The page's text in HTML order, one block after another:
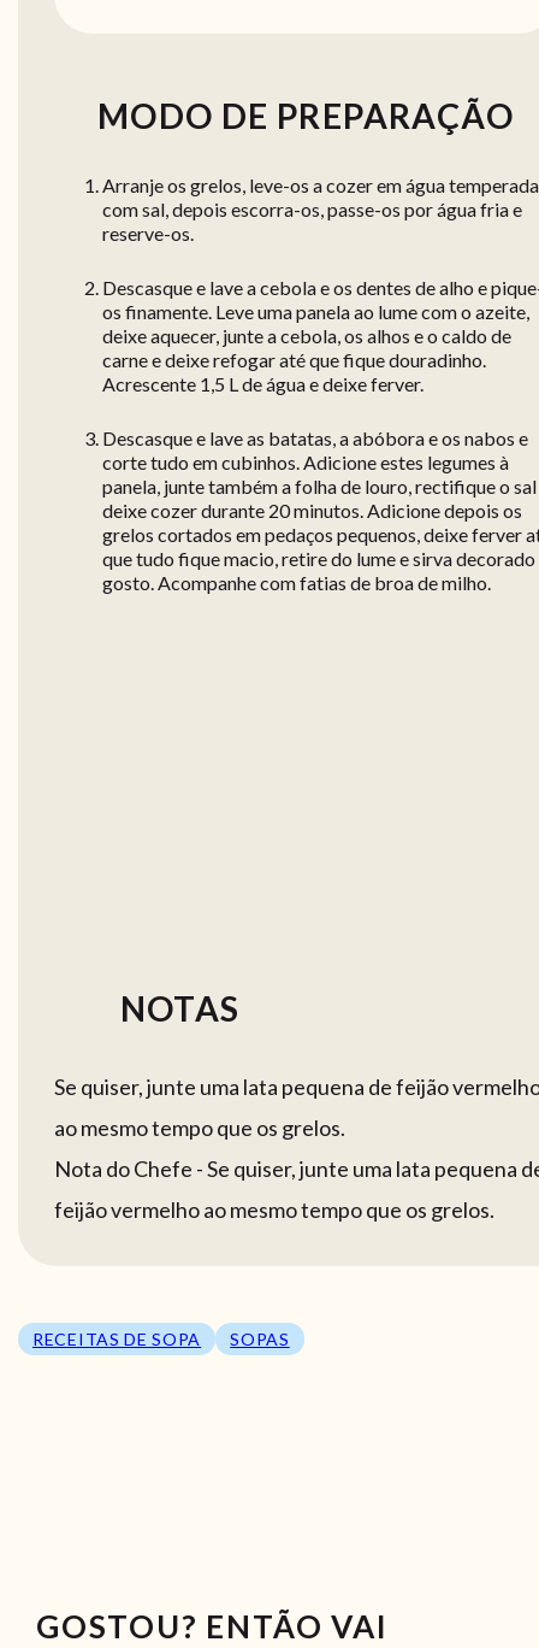
MODO DE PREPARAÇÃO
Arranje os grelos, leve-os a cozer em água temperada
com sal, depois escorra-os, passe-os por água fria e
reserve-os.
Descasque e lave a cebola e os dentes de alho e
os finamente. Leve uma panela ao lume com o azeite,
deixe aquecer, junte a cebola, os alhos e o caldo de
carne e deixe refogar até que fique douradinho.
Acrescente 1,5 L de água e deixe ferver.
Descasque e lave as batatas, a abóbora e os nabos e
corte tudo em cubinhos. Adicione estes legumes à
panela, junte também a folha de louro, rectifique o sal
deixe cozer durante 20 minutos. Adicione depois os
grelos cortados em pedaços pequenos, deixe ferver
que tudo fique macio, retire do lume e sirva decorado
gosto. Acompanhe com fatias de broa de milho.
NOTAS
Se quiser, junte uma lata pequena de feijão
ao mesmo tempo que os grelos.
Nota do Chefe - Se quiser, junte uma lata pequena
feijão vermelho ao mesmo tempo que os grelos.
RECEITAS DE SOPA SOPAS
GOSTOU? ENTÃO VAI